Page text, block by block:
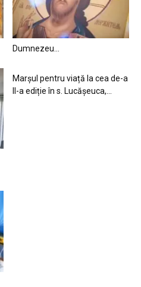
Dumnezeu…
Marșul pentru viață la cea de-a
II-a ediție în s. Lucășeuca,...